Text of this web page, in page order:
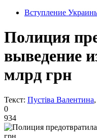
Вступление
Полиция
выведение
млрд грн
Текст: Пустіва Валентина
0
934